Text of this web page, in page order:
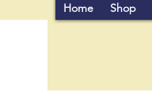
Home Shop